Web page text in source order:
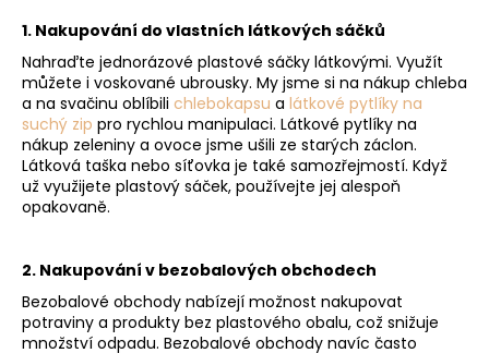
1. Nakupování do vlastních látkových sáčků
Nahraďte jednorázové plastové sáčky látkovými. Využít
můžete i voskované ubrousky. My jsme si na nákup chleba
a na svačinu oblíbili chlebokapsu a látkové pytlíky na
suchý zip pro rychlou manipulaci. Látkové pytlíky na
nákup zeleniny a ovoce jsme ušili ze starých záclon.
Látková taška nebo síťovka je také samozřejmostí. Když
už využijete plastový sáček, používejte jej alespoň
opakovaně.
2. Nakupování v bezobalových obchodech
Bezobalové obchody nabízejí možnost nakupovat
potraviny a produkty bez plastového obalu, což snižuje
množství odpadu. Bezobalové obchody navíc často
j
e
t
e
n
a
j
t
?